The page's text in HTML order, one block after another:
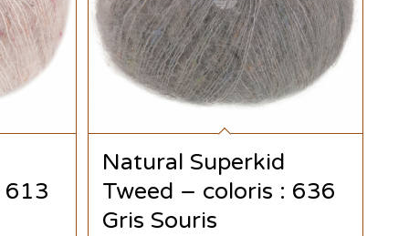
613
Natural Superkid
Tweed – coloris : 636
Gris Souris